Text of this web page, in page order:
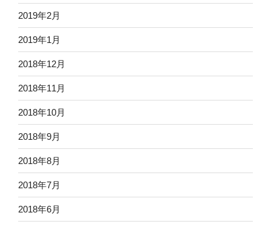
2019年2月
2019年1月
2018年12月
2018年11月
2018年10月
2018年9月
2018年8月
2018年7月
2018年6月